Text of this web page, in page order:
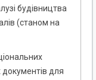
будівництва
(станом на
документів для